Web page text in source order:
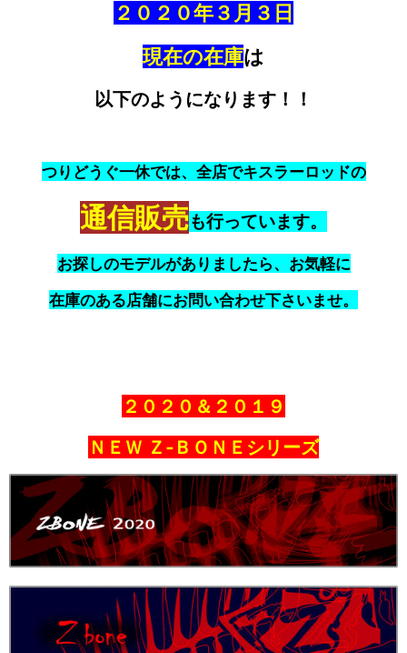
２０２０年３月３日
現在の在庫は
以下のようになります！！
つりどうぐ一休では、全店でキスラーロッドの
通信販売も行っています。
お探しのモデルがありましたら、お気軽に
在庫のある店舗にお問い合わせ下さいませ。
２０２０＆２０１９
ＮＥＷ Ｚ‐ＢＯＮＥシリーズ